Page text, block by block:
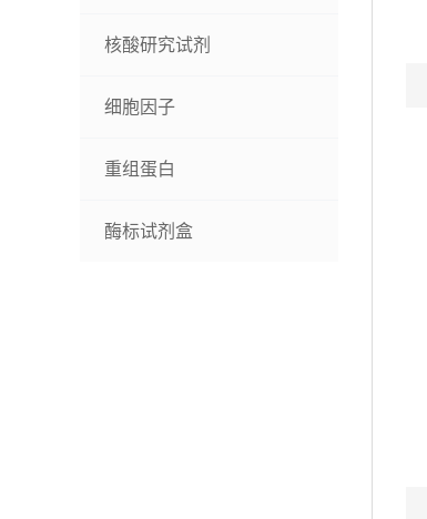
核酸研究试剂
细胞因子
重组蛋白
酶标试剂盒